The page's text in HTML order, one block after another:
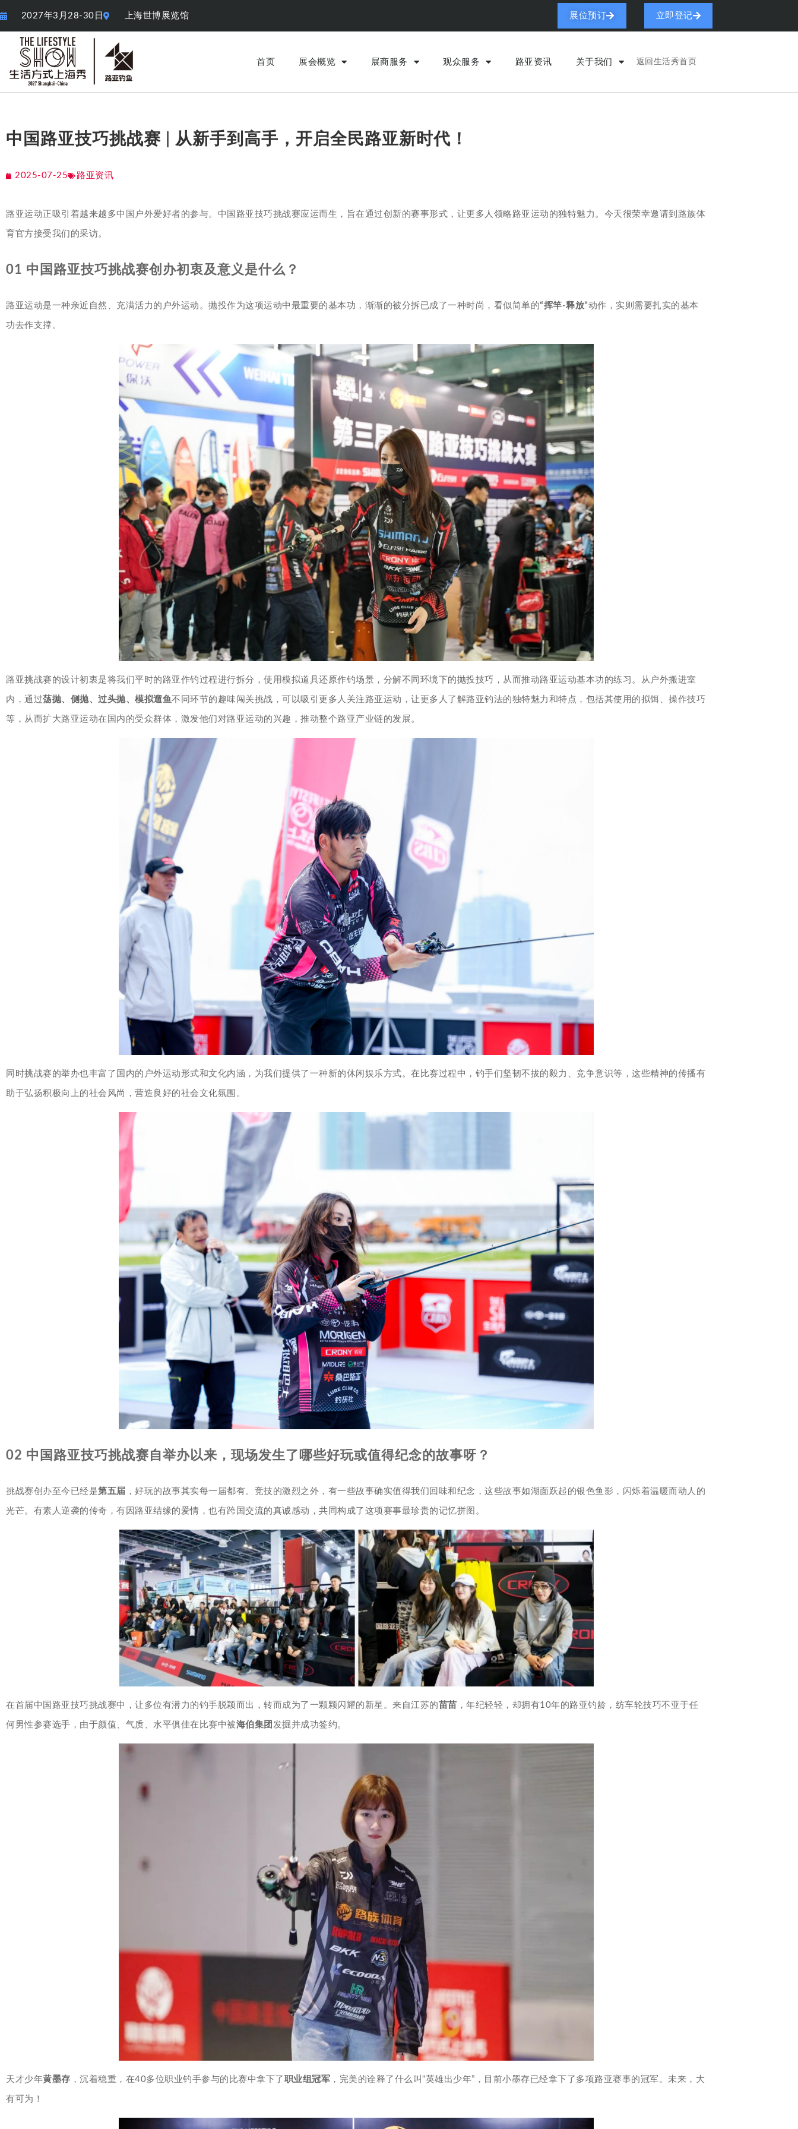
2027年3月28-30日 上海世博展览馆 展位预订 立即登记
首页 展会概览 展商服务 观众服务 路亚资讯 关于我们 返回生活秀首页
中国路亚技巧挑战赛 | 从新手到高手，开启全民路亚新时代！
2025-07-25 路亚资讯
路亚运动正吸引着越来越多中国户外爱好者的参与。中国路亚技巧挑战赛应运而生，旨在通过创新的赛事形式，让更多人领略路亚运动的独特魅力。今天很荣幸邀请到路族体
育官方接受我们的采访。
01 中国路亚技巧挑战赛创办初衷及意义是什么？
路亚运动是一种亲近自然、充满活力的户外运动。抛投作为这项运动中最重要的基本功，渐渐的被分拆已成了一种时尚，看似简单的“挥竿-释放”动作，实则需要扎实的基本
功去作支撑。
路亚挑战赛的设计初衷是将我们平时的路亚作钓过程进行拆分，使用模拟道具还原作钓场景，分解不同环境下的抛投技巧，从而推动路亚运动基本功的练习。从户外搬进室
内，通过荡抛、侧抛、过头抛、模拟遛鱼不同环节的趣味闯关挑战，可以吸引更多人关注路亚运动，让更多人了解路亚钓法的独特魅力和特点，包括其使用的拟饵、操作技巧
等，从而扩大路亚运动在国内的受众群体，激发他们对路亚运动的兴趣，推动整个路亚产业链的发展。
同时挑战赛的举办也丰富了国内的户外运动形式和文化内涵，为我们提供了一种新的休闲娱乐方式。在比赛过程中，钓手们坚韧不拔的毅力、竞争意识等，这些精神的传播有
助于弘扬积极向上的社会风尚，营造良好的社会文化氛围。
02 中国路亚技巧挑战赛自举办以来，现场发生了哪些好玩或值得纪念的故事呀？
挑战赛创办至今已经是第五届 ，好玩的故事其实每一届都有。竞技的激烈之外，有一些故事确实值得我们回味和纪念，这些故事如湖面跃起的银色鱼影，闪烁着温暖而动人的
光芒。有素人逆袭的传奇，有因路亚结缘的爱情，也有跨国交流的真诚感动，共同构成了这项赛事最珍贵的记忆拼图。
在首届中国路亚技巧挑战赛中，让多位有潜力的钓手脱颖而出，转而成为了一颗颗闪耀的新星。来自江苏的苗苗 ，年纪轻轻，却拥有10年的路亚钓龄，纺车轮技巧不亚于任
何男性参赛选手，由于颜值、气质、水平俱佳在比赛中被海伯集团 发掘并成功签约。
天才少年黄墨存 ，沉着稳重，在40多位职业钓手参与的比赛中拿下了 职业组冠军 ，完美的诠释了什么叫“英雄出少年”，目前小墨存已经拿下了多项路亚赛事的冠军。未来，大
有可为！